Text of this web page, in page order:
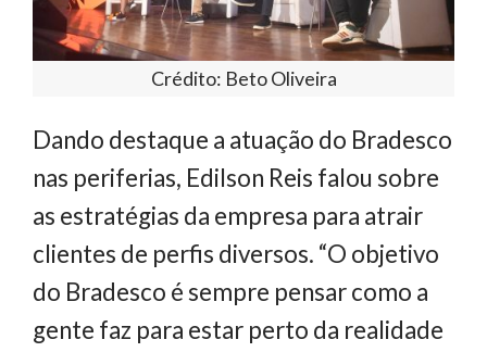
Crédito: Beto Oliveira
Dando destaque a atuação do Bradesco
nas periferias, Edilson Reis falou sobre
as estratégias da empresa para atrair
clientes de perfis diversos. “O objetivo
do Bradesco é sempre pensar como a
gente faz para estar perto da realidade